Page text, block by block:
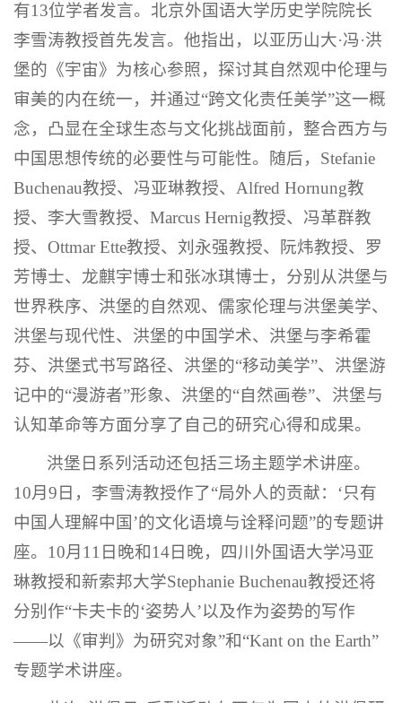
有13位学者发言。北京外国语大学历史学院院长
李雪涛教授首先发言。他指出，以亚历山大·冯·洪
堡的《宇宙》为核心参照，探讨其自然观中伦理与
审美的内在统一，并通过“跨文化责任美学”这一概
念，凸显在全球生态与文化挑战面前，整合西方与
中国思想传统的必要性与可能性。随后，Stefanie
Buchenau教授、冯亚琳教授、Alfred Hornung教
授、李大雪教授、Marcus Hernig教授、冯革群教
授、Ottmar Ette教授、刘永强教授、阮炜教授、罗
芳博士、龙麒宇博士和张冰琪博士，分别从洪堡与
世界秩序、洪堡的自然观、儒家伦理与洪堡美学、
洪堡与现代性、洪堡的中国学术、洪堡与李希霍
芬、洪堡式书写路径、洪堡的“移动美学”、洪堡游
记中的“漫游者”形象、洪堡的“自然画卷”、洪堡与
认知革命等方面分享了自己的研究心得和成果。
洪堡日系列活动还包括三场主题学术讲座。
10月9日，李雪涛教授作了“局外人的贡献：‘只有
中国人理解中国’的文化语境与诠释问题”的专题讲
座。10月11日晚和14日晚，四川外国语大学冯亚
琳教授和新索邦大学Stephanie Buchenau教授还将
分别作“卡夫卡的‘姿势人’以及作为姿势的写作
——以《审判》为研究对象”和“Kant on the Earth”
专题学术讲座。